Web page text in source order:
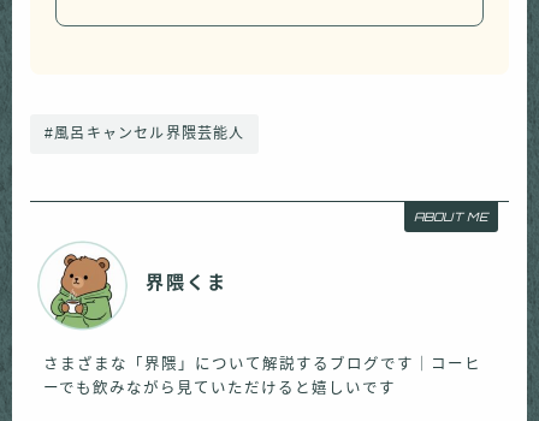
#風呂キャンセル界隈芸能人
ABOUT ME
界隈くま
さまざまな「界隈」について解説するブログです｜コーヒ
ーでも飲みながら見ていただけると嬉しいです